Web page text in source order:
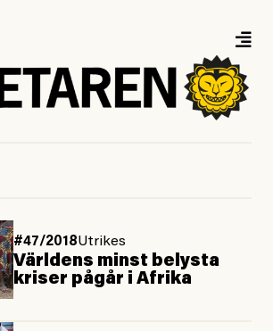
#47/2018Utrikes
Världens minst belysta
kriser pågår i Afrika